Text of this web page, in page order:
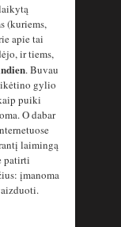
(kuriems,
apie tai
ir tiems,
. Buvau
gylio
puiki
O dabar
laimingą
patirti
įmanoma